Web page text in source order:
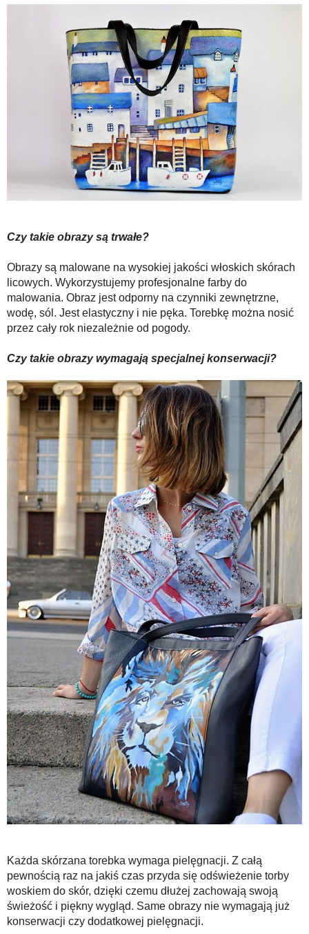
Czy takie obrazy są trwałe?
Obrazy są malowane na wysokiej jakości włoskich skórach
licowych. Wykorzystujemy profesjonalne farby do
malowania. Obraz jest odporny na czynniki zewnętrzne,
wodę, sól. Jest elastyczny i nie pęka. Torebkę można nosić
przez cały rok niezależnie od pogody.
Czy takie obrazy wymagają specjalnej konserwacji?
Każda skórzana torebka wymaga pielęgnacji. Z całą
pewnością raz na jakiś czas przyda się odświeżenie torby
woskiem do skór, dzięki czemu dłużej zachowają swoją
świeżość i piękny wygląd. Same obrazy nie wymagają już
konserwacji czy dodatkowej pielęgnacji.